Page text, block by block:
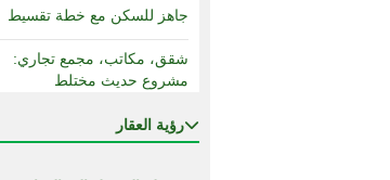
جاهز للسكن مع خطة تقسيط
شقق، مكاتب، مجمع تجاري:
مشروع حديث مختلط
ضمان حكومي لإكمال الإنجاز
رؤية العقار